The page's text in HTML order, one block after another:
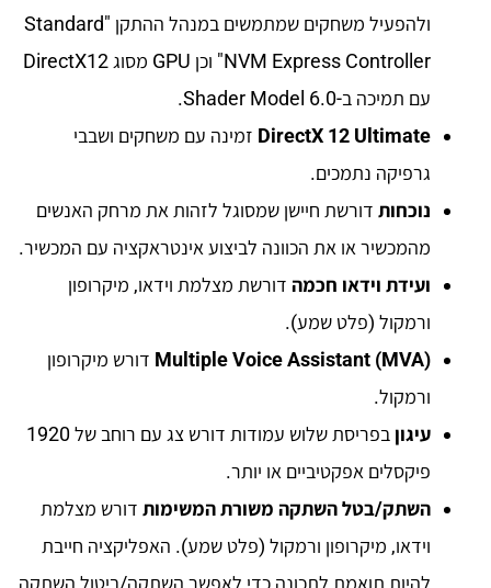
ולהפעיל משחקים שמתמשים במנהל ההתקן "Standard
NVM Express Controller" וכן GPU מסוג DirectX12
עם תמיכה ב-Shader Model 6.0.
DirectX 12 Ultimate זמינה עם משחקים ושבבי
גרפיקה נתמכים.
נוכחות דורשת חיישן שמסוגל לזהות את מרחק האנשים
מהמכשיר או את הכוונה לביצוע אינטראקציה עם המכשיר.
ועידת וידאו חכמה דורשת מצלמת וידאו, מיקרופון
ורמקול (פלט שמע).
Multiple Voice Assistant (MVA) דורש מיקרופון
ורמקול.
עיגון
בפריסת שלוש עמודות דורש צג עם רוחב של 1920
פיקסלים אפקטיביים או יותר.
השתק/בטל השתקה משורת המשימות דורש מצלמת
וידאו, מיקרופון ורמקול (פלט שמע). האפליקציה חייבת